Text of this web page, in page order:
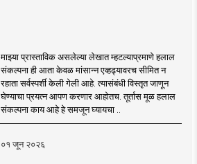
माझ्या प्रास्ताविक असलेल्या लेखात म्हटल्याप्रमाणे हलाल
संकल्पना ही आता केवळ मांसान्न एव्हढ्यावरच सीमित न
रहाता सर्वस्पर्शी केली गेली आहे. त्यासंबंधी विस्तृत जाणून
घेण्याचा प्रयत्न आपण करणार आहोतच. तूर्तास मूळ हलाल
संकल्पना काय आहे हे समजून घ्यायचा ..
०१ जून २०२६